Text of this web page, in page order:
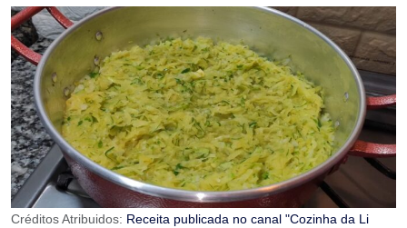
Créditos Atribuidos: Receita publicada no canal "Cozinha da Li